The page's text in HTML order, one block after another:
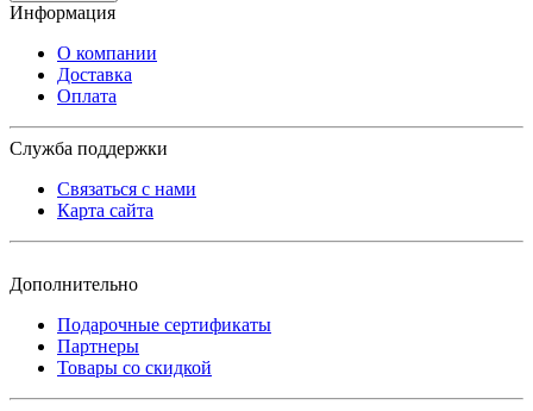
Информация
О компании
Доставка
Оплата
Служба поддержки
Связаться с нами
Карта сайта
Дополнительно
Подарочные сертификаты
Партнеры
Товары со скидкой